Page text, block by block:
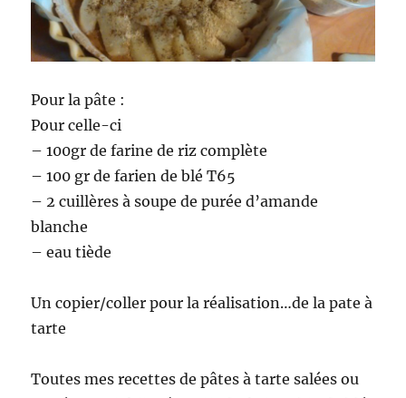
Pour la pâte :
Pour celle-ci
– 100gr de farine de riz complète
– 100 gr de farien de blé T65
– 2 cuillères à soupe de purée d’amande
blanche
– eau tiède
Un copier/coller pour la réalisation…de la pate à
tarte
Toutes mes recettes de pâtes à tarte salées ou